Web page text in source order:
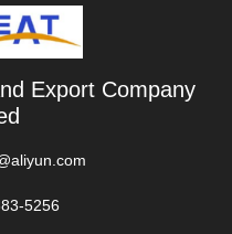
Export Company
5256